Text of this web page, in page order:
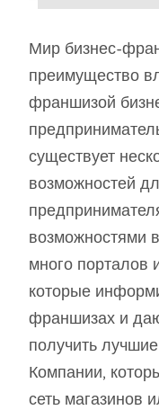
Мир бизнес-
преимущество
франшизой
существует
возможностей
возможностями
много
которые
франшизах и
получить
Компании,
сеть магазинов